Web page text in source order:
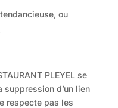
ou
PLEYEL se
suppression d’un lien
respecte pas les